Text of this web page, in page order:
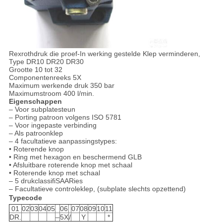
Rexrothdruk die proef-In werking gestelde Klep verminderen,
Type DR10 DR20 DR30
Grootte 10 tot 32
Componentenreeks 5X
Maximum werkende druk 350 bar
Maximumstroom 400 l/min.
Eigenschappen
– Voor subplatesteun
– Porting patroon volgens ISO 5781
– Voor ingepaste verbinding
– Als patroonklep
– 4 facultatieve aanpassingstypes:
• Roterende knop
• Ring met hexagon en beschermend GLB
• Afsluitbare roterende knop met schaal
• Roterende knop met schaal
– 5 drukclassifiSAARies
– Facultatieve controleklep, (subplate slechts opzettend)
Typecode
01 02030405 06 0708091011
DR.
–5X/ Y
*